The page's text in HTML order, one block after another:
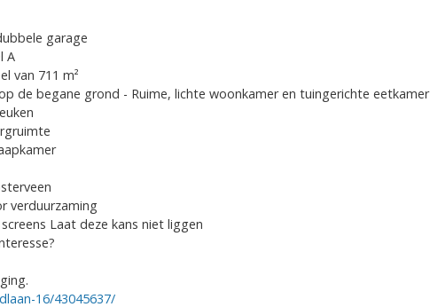
garage
A
van 711 m²
de begane grond - Ruime, lichte woonkamer en tuingerichte eetkamer
verduurzaming
Laat deze kans niet liggen
16/43045637/